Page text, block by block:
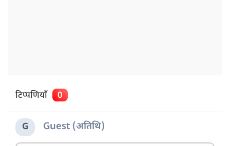
टिप्पणियाँ 0
G Guest (अतिथि)